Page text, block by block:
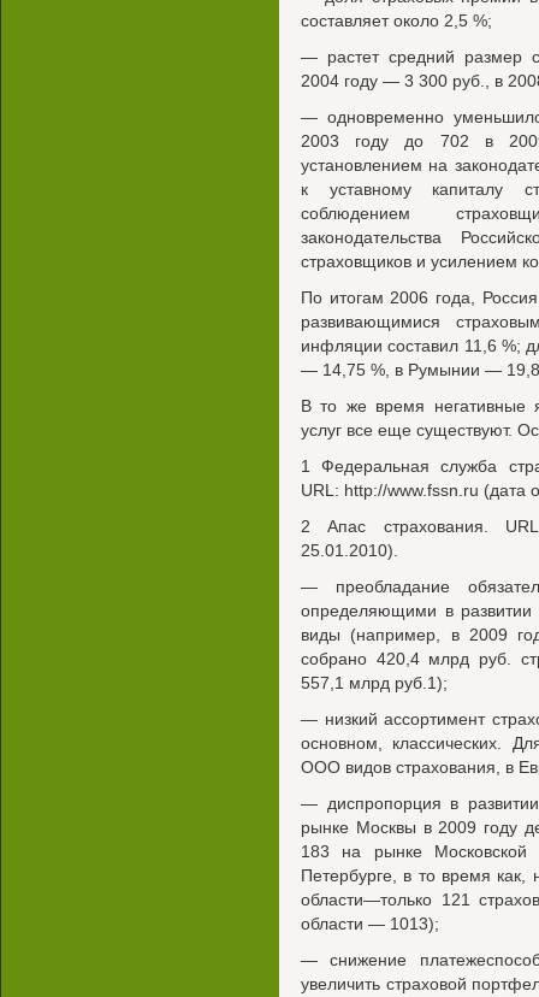
составляет около 2,5 %;
— растет средний размер
2004 году — 3 300 руб., в
— одновременно
2003 году до 702 в
установлением на
к уставному капиталу
соблюдением
законодательства
страховщиков и усилением
По итогам 2006 года,
развивающимися
инфляции составил 11,6 %;
— 14,75 %, в Румынии —
В то же время негативные
услуг все еще существуют.
1 Федеральная служба
URL: http://www.fssn.ru
2 Апас страхования.
25.01.2010).
— преобладание
определяющими в развитии
виды (например, в 2009
собрано 420,4 млрд руб.
557,1 млрд руб.1);
— низкий ассортимент
основном, классических.
ООО видов страхования, в
— диспропорция в
рынке Москвы в 2009 году
183 на рынке Московской
Петербурге, в то время
области—только 121
области — 1013);
— снижение
увеличить страховой